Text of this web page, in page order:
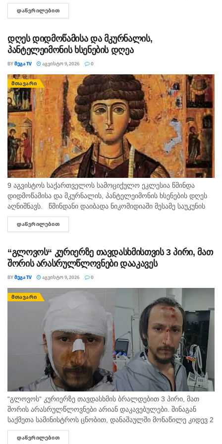
ყაჩაღობის ბრალდებით, წარსულში სხვადასხვა
დანაშაულისთვის ნასამართლევი პირი დააკავეს. ინფორმაციას
რომ...
ᲓᲐᲬᲕᲠᲘᲚᲔᲑᲘᲗ
დღეს დიდმოწამისა და მკურნალის,
პანტელეიმონის ხსენების დღეა
BYᲛᲔᲒᲐ TV ᲐᲒᲕᲘᲡᲢᲝ 9, 2026 0
ᲛᲗᲐᲕᲐᲠᲘ
9 აგვისტოს საქართველოს სამოციქულო ეკლესია წმინდა
დიდმოწამისა და მკურნალის, პანტელეიმონის ხსენების დღეს
აღნიშნავს. წმინდანი დაიბადა ნიკომიდიაში მესამე საუკუნის
მეორე ნახევარში. არ არსებობს ტაძარი, რომელშიც არ იყოს
დაბრძანებული ნიკომიდიელი მკურნალის,...
ᲓᲐᲬᲕᲠᲘᲚᲔᲑᲘᲗ
“გლოვოს“ კურიერზე თავდასხმისთვის 3 პირი, მათ
შორის არასრულწლოვნები დააკავეს
BYᲛᲔᲒᲐ TV ᲐᲒᲕᲘᲡᲢᲝ 9, 2026 0
ᲛᲗᲐᲕᲐᲠᲘ
“გლოვოს“ კურიერზე თავდასხმის ბრალდებით 3 პირი, მათ
შორის არასრულწლოვნები არიან დაკავებულები. შინაგან
საქმეთა სამინისტროს ცნობით, დანაშაულში მონაწილე კიდევ 2
პირის დაკავების მიზნით შესაბამისი ღონისძიებები ტარდება.
შინაგან საქმეთა სამინისტროს თბილისის პოლიციის
ᲓᲐᲬᲕᲠᲘᲚᲔᲑᲘᲗ